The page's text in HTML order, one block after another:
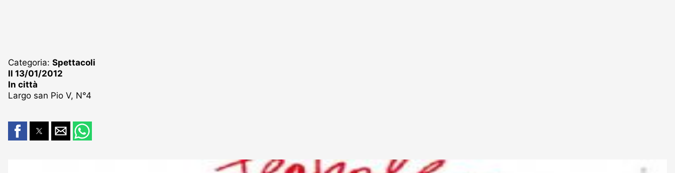
Categoria: Spettacoli
Il 13/01/2012
In città
Largo san Pio V, N°4